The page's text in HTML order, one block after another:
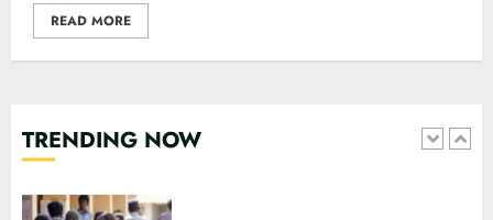
READ MORE
TRENDING NOW
1